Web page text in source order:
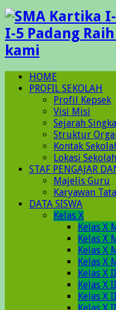
I-5 Padang
kami
HOME
PROFIL SEKOLAH
Profil Kepsek
Visi Misi
Sejarah
Struktur
Kontak
Lokasi Sekolah
STAF PENGAJAR
Majelis Guru
Karyawan
DATA SISWA
Kelas X
Kelas X
Kelas X
Kelas X
Kelas X
Kelas X
Kelas X
Kelas X